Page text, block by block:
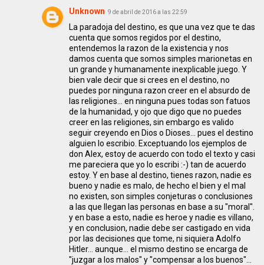
Unknown 9 de abril de 2016 a las 22:59
La paradoja del destino, es que una vez que te das
cuenta que somos regidos por el destino,
entendemos la razon de la existencia y nos
damos cuenta que somos simples marionetas en
un grande y humanamente inexplicable juego. Y
bien vale decir que si crees en el destino, no
puedes por ninguna razon creer en el absurdo de
las religiones... en ninguna pues todas son fatuos
de la humanidad, y ojo que digo que no puedes
creer en las religiones, sin embargo es valido
seguir creyendo en Dios o Dioses... pues el destino
alguien lo escribio. Exceptuando los ejemplos de
don Alex, estoy de acuerdo con todo el texto y casi
me pareciera que yo lo escribi :-) tan de acuerdo
estoy. Y en base al destino, tienes razon, nadie es
bueno y nadie es malo, de hecho el bien y el mal
no existen, son simples conjeturas o conclusiones
a las que llegan las personas en base a su "moral".
y en base a esto, nadie es heroe y nadie es villano,
y en conclusion, nadie debe ser castigado en vida
por las decisiones que tome, ni siquiera Adolfo
Hitler... aunque... el mismo destino se encarga de
"juzgar a los malos" y "compensar a los buenos"...